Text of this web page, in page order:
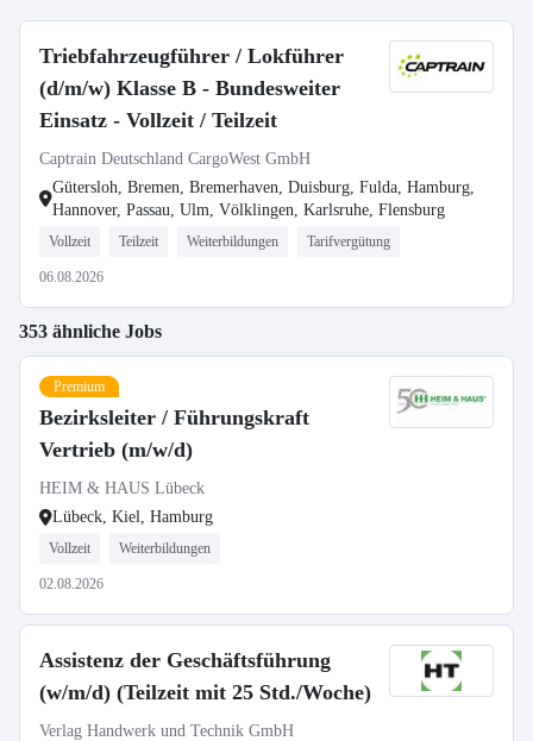
Triebfahrzeugführer / Lokführer
(d/m/w) Klasse B - Bundesweiter
Einsatz - Vollzeit / Teilzeit
Captrain Deutschland CargoWest GmbH
Gütersloh, Bremen, Bremerhaven, Duisburg, Fulda, Hamburg,
Hannover, Passau, Ulm, Völklingen, Karlsruhe, Flensburg
Vollzeit Teilzeit Weiterbildungen Tarifvergütung
06.08.2026
353 ähnliche Jobs
Premium
Bezirksleiter / Führungskraft
Vertrieb (m/w/d)
HEIM & HAUS Lübeck
Lübeck, Kiel, Hamburg
Vollzeit Weiterbildungen
02.08.2026
Assistenz der Geschäftsführung
(w/m/d) (Teilzeit mit 25 Std./Woche)
Verlag Handwerk und Technik GmbH